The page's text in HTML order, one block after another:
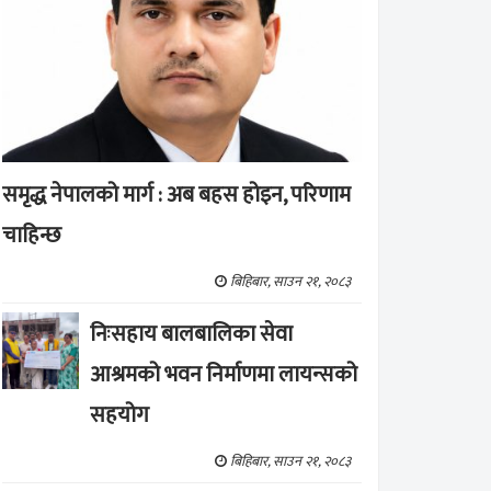
समृद्ध नेपालको मार्ग : अब बहस होइन, परिणाम
चाहिन्छ
बिहिबार, साउन २१, २०८३
निःसहाय बालबालिका सेवा
आश्रमको भवन निर्माणमा लायन्सको
सहयोग
बिहिबार, साउन २१, २०८३